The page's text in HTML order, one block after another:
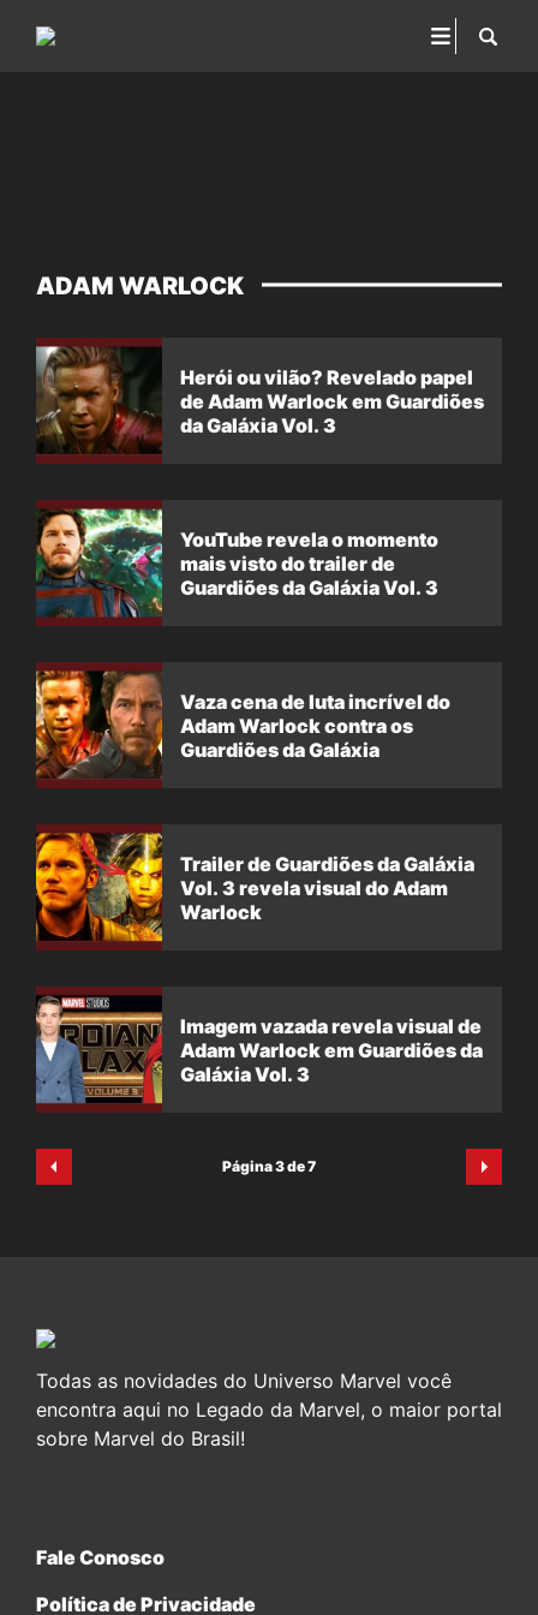
ADAM WARLOCK
Herói ou vilão? Revelado papel
de Adam Warlock em Guardiões
da Galáxia Vol. 3
YouTube revela o momento
mais visto do trailer de
Guardiões da Galáxia Vol. 3
Vaza cena de luta incrível do
Adam Warlock contra os
Guardiões da Galáxia
Trailer de Guardiões da Galáxia
Vol. 3 revela visual do Adam
Warlock
Imagem vazada revela visual de
Adam Warlock em Guardiões da
Galáxia Vol. 3
Página 3 de 7
Todas as novidades do Universo Marvel você
encontra aqui no Legado da Marvel, o maior portal
sobre Marvel do Brasil!
Fale Conosco
Política de Privacidade